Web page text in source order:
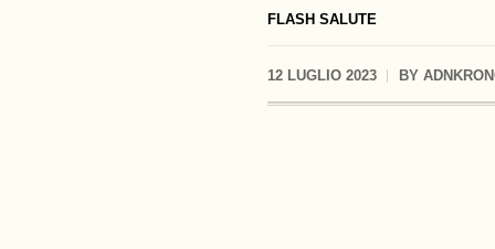
FLASH SALUTE
12 LUGLIO 2023 BY